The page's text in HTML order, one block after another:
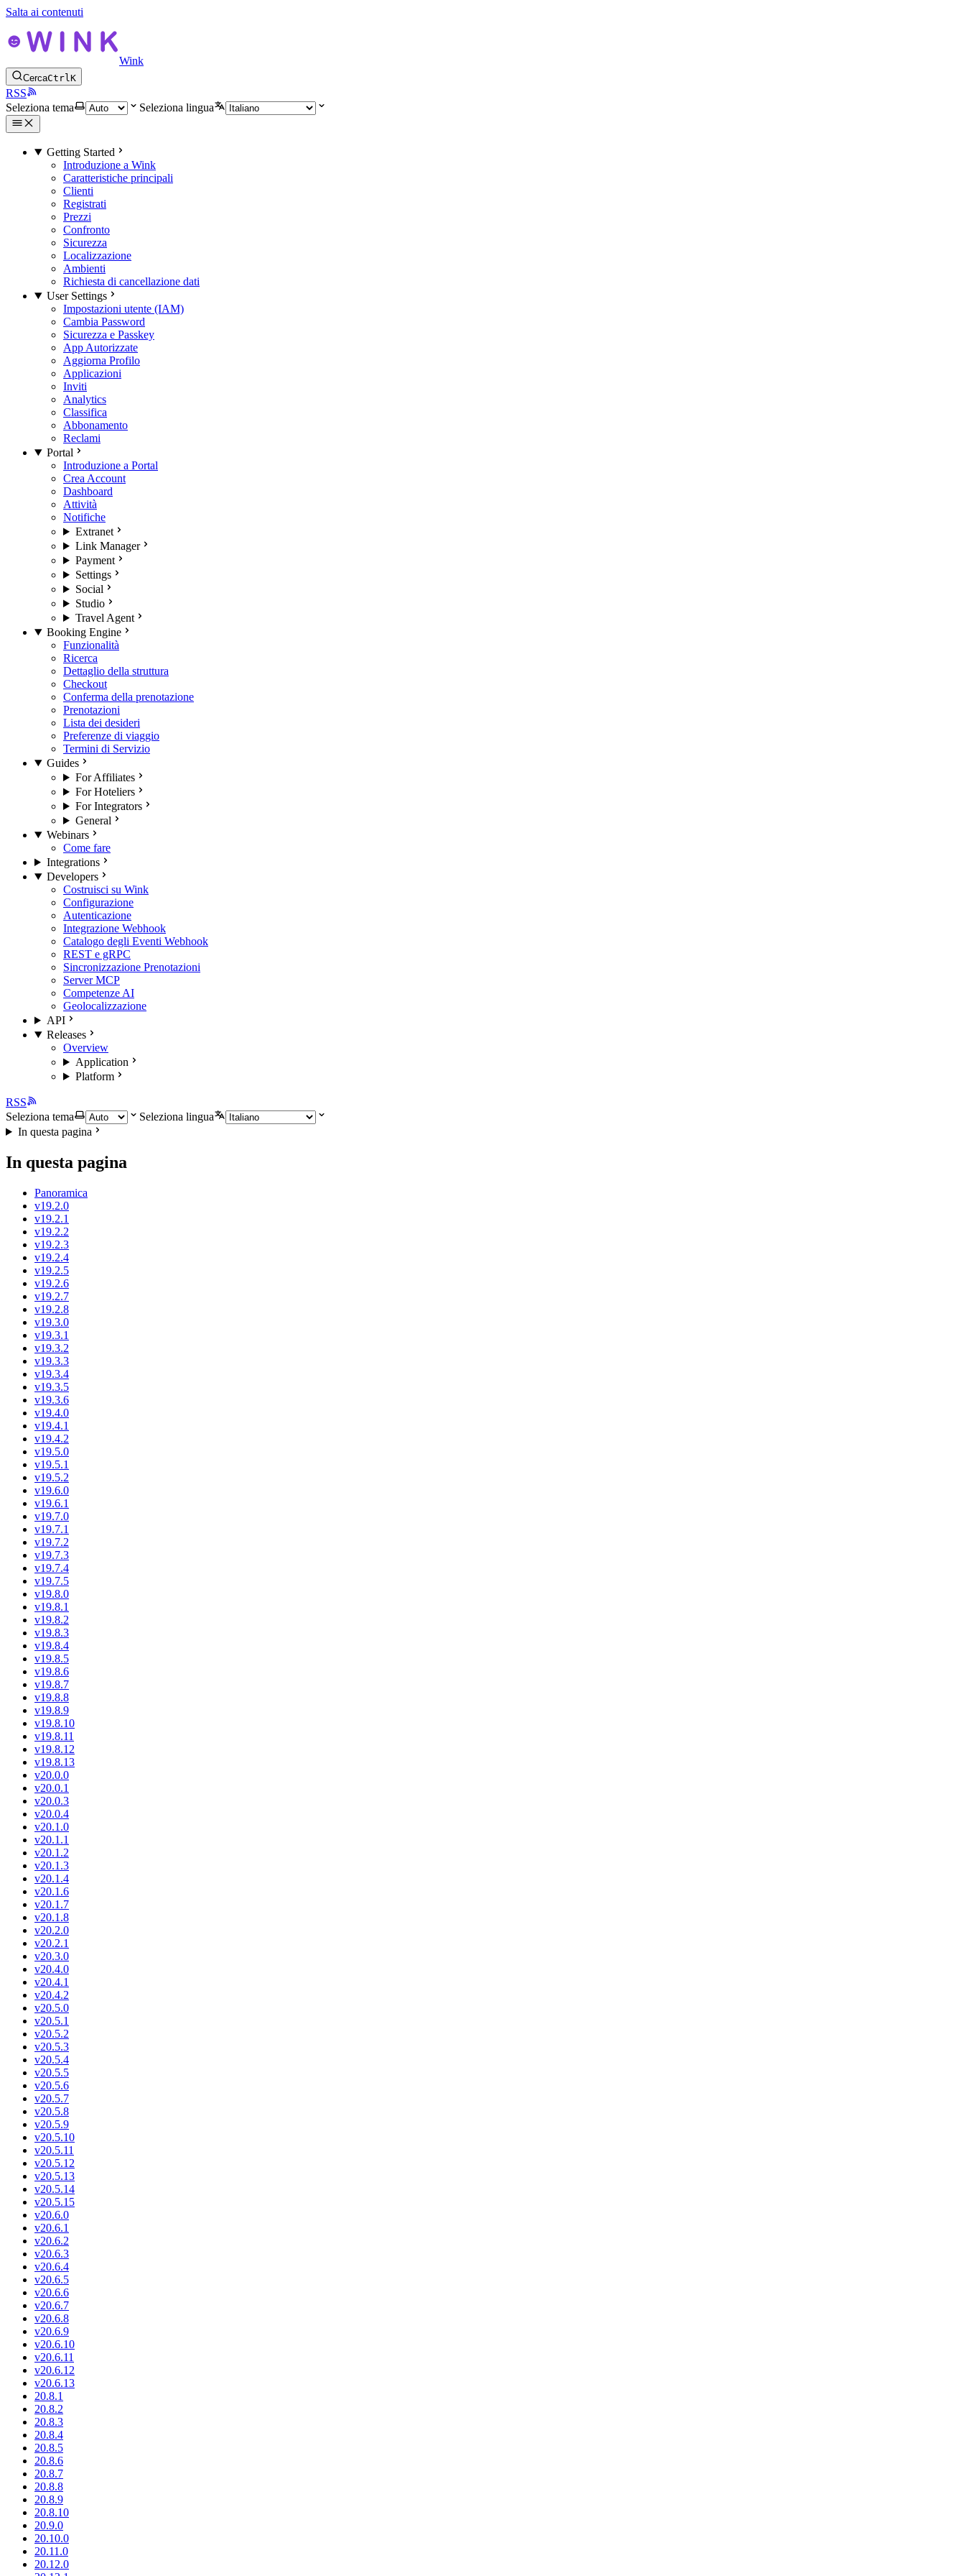
Salta ai contenuti
Wink
CercaCtrlK
RSS
Seleziona tema
Seleziona lingua
Getting Started
Introduzione a Wink
Caratteristiche principali
Clienti
Registrati
Prezzi
Confronto
Sicurezza
Localizzazione
Ambienti
Richiesta di cancellazione dati
User Settings
Impostazioni utente (IAM)
Cambia Password
Sicurezza e Passkey
App Autorizzate
Aggiorna Profilo
Applicazioni
Inviti
Analytics
Classifica
Abbonamento
Reclami
Portal
Introduzione a Portal
Crea Account
Dashboard
Attività
Notifiche
Extranet
Link Manager
Payment
Settings
Social
Studio
Travel Agent
Booking Engine
Funzionalità
Ricerca
Dettaglio della struttura
Checkout
Conferma della prenotazione
Prenotazioni
Lista dei desideri
Preferenze di viaggio
Termini di Servizio
Guides
For Affiliates
For Hoteliers
For Integrators
General
Webinars
Come fare
Integrations
Developers
Costruisci su Wink
Configurazione
Autenticazione
Integrazione Webhook
Catalogo degli Eventi Webhook
REST e gRPC
Sincronizzazione Prenotazioni
Server MCP
Competenze AI
Geolocalizzazione
API
Releases
Overview
Application
Platform
RSS
Seleziona tema
Seleziona lingua
In questa pagina
In questa pagina
Panoramica
v19.2.0
v19.2.1
v19.2.2
v19.2.3
v19.2.4
v19.2.5
v19.2.6
v19.2.7
v19.2.8
v19.3.0
v19.3.1
v19.3.2
v19.3.3
v19.3.4
v19.3.5
v19.3.6
v19.4.0
v19.4.1
v19.4.2
v19.5.0
v19.5.1
v19.5.2
v19.6.0
v19.6.1
v19.7.0
v19.7.1
v19.7.2
v19.7.3
v19.7.4
v19.7.5
v19.8.0
v19.8.1
v19.8.2
v19.8.3
v19.8.4
v19.8.5
v19.8.6
v19.8.7
v19.8.8
v19.8.9
v19.8.10
v19.8.11
v19.8.12
v19.8.13
v20.0.0
v20.0.1
v20.0.3
v20.0.4
v20.1.0
v20.1.1
v20.1.2
v20.1.3
v20.1.4
v20.1.6
v20.1.7
v20.1.8
v20.2.0
v20.2.1
v20.3.0
v20.4.0
v20.4.1
v20.4.2
v20.5.0
v20.5.1
v20.5.2
v20.5.3
v20.5.4
v20.5.5
v20.5.6
v20.5.7
v20.5.8
v20.5.9
v20.5.10
v20.5.11
v20.5.12
v20.5.13
v20.5.14
v20.5.15
v20.6.0
v20.6.1
v20.6.2
v20.6.3
v20.6.4
v20.6.5
v20.6.6
v20.6.7
v20.6.8
v20.6.9
v20.6.10
v20.6.11
v20.6.12
v20.6.13
20.8.1
20.8.2
20.8.3
20.8.4
20.8.5
20.8.6
20.8.7
20.8.8
20.8.9
20.8.10
20.9.0
20.10.0
20.11.0
20.12.0